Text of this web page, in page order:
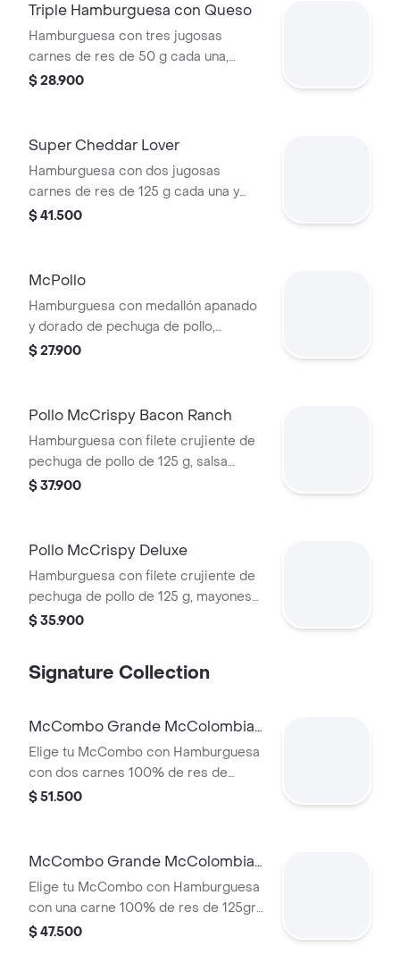
Triple Hamburguesa con Queso
Hamburguesa con tres jugosas
carnes de res de 50 g cada una,
doble queso cheddar cremoso,
$ 28.900
Super Cheddar Lover
Hamburguesa con dos jugosas
carnes de res de 125 g cada una y
cinco quesos cremosos.
$ 41.500
McPollo
Hamburguesa con medallón apanado
y dorado de pechuga de pollo,
mayonesa cremosa y lechuga fresca,
$ 27.900
Pollo McCrispy Bacon Ranch
Hamburguesa con filete crujiente de
pechuga de pollo de 125 g, salsa
ranch, tocineta ahumada, lechuga
$ 37.900
Pollo McCrispy Deluxe
Hamburguesa con filete crujiente de
pechuga de pollo de 125 g, mayonesa
cremosa, lechuga fresca y tomate, en
$ 35.900
Signature Collection
McCombo Grande McColombia
2 Carnes
Elige tu McCombo con Hamburguesa
con dos carnes 100% de res de
125gr c/u, salsa chicharron, cebolla
con papas grandes y gaseosa grande
$ 51.500
McCombo Grande McColombia 1
Carne
Elige tu McCombo con Hamburguesa
con una carne 100% de res de 125gr
c/u, salsa chicharron, cebolla crispy,
$ 47.500